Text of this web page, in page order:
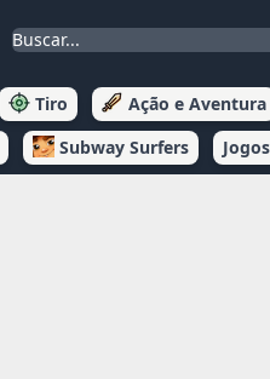
Tiro Ação e Aventura
Subway Surfers